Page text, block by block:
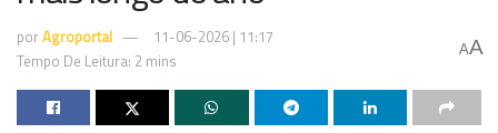
porAgroportal
11-06-2026 | 11:17
Tempo De Leitura: 2 mins
AA